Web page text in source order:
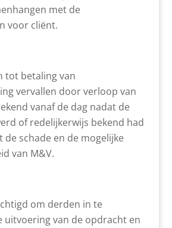
met de
voor cliënt.
tot betaling van
vervallen door verloop van
vanaf de dag nadat de
of redelijkerwijs bekend had
de schade en de mogelijke
van M&V.
om derden in te
uitvoering van de opdracht en